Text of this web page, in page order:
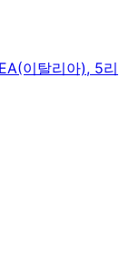
이탈리아), 5리